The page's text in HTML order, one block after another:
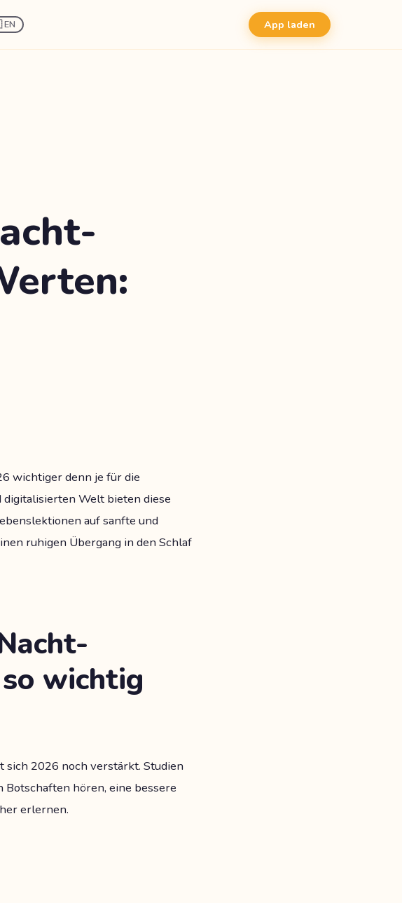
App laden
wichtiger denn je für die
Welt bieten diese
auf sanfte und
ruhigen Übergang in den Schlaf
wichtig
2026 noch verstärkt. Studien
Botschaften hören, eine bessere
erlernen.